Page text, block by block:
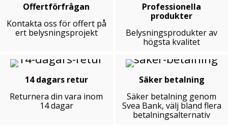
Offertförfrågan
Kontakta oss för offert på
ert belysningsprojekt
Professionella
produkter
Belysningsprodukter av
högsta kvalitet
14 dagars retur
Returnera din vara inom
14 dagar
Säker betalning
Säker betalning genom
Svea Bank, välj bland flera
betalningsalternativ